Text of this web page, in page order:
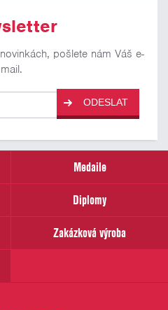
pošlete nám Váš e-
mail.
ODESLAT
Medaile
Diplomy
Zakázková výroba